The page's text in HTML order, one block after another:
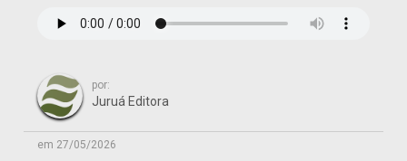
por:
Juruá Editora
em 27/05/2026